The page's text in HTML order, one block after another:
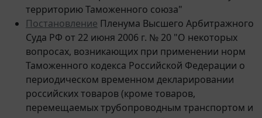
ПостановлениеПленума Высшего Арбитражного
Суда РФ от 22 июня 2006 г. № 20 "О некоторых
вопросах, возникающих при применении норм
Таможенного кодекса Российской Федерации о
периодическом временном декларировании
российских товаров (кроме товаров,
перемещаемых трубопроводным транспортом и
по линиям электропередачи)"